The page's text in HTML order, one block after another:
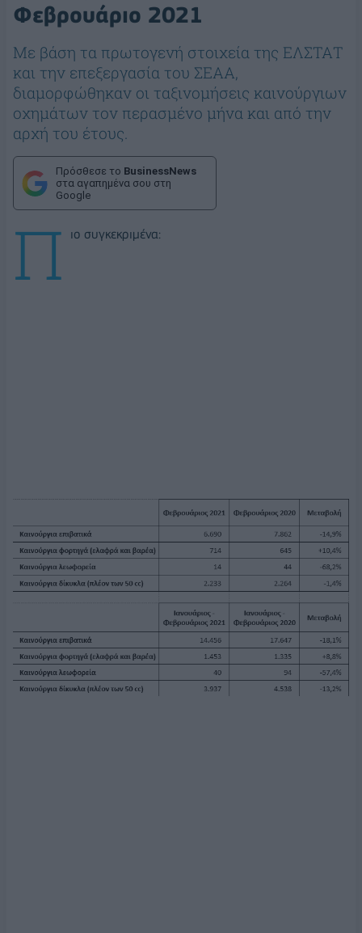
Φεβρουάριο 2021
Με βάση τα πρωτογενή στοιχεία της ΕΛΣΤΑΤ
και την επεξεργασία του ΣΕΑΑ,
διαμορφώθηκαν οι ταξινομήσεις καινούργιων
οχημάτων τον περασμένο μήνα και από την
αρχή του έτους.
Πρόσθεσε το BusinessNews
στα αγαπημένα σου στη
Google
Π ιο συγκεκριμένα: